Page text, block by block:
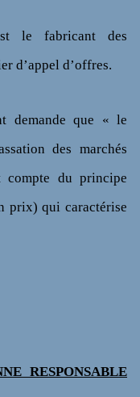
le fabricant des
d’appel d’offres.
demande que « le
des marchés
compte du principe
prix) qui caractérise
RESPONSABLE